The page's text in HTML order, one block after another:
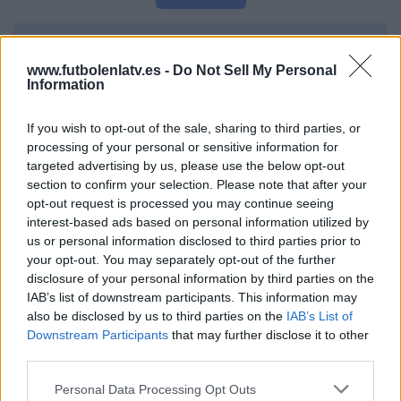
www.futbolenlatv.es - Do Not Sell My Personal
Information
If you wish to opt-out of the sale, sharing to third parties, or
processing of your personal or sensitive information for
targeted advertising by us, please use the below opt-out
section to confirm your selection. Please note that after your
opt-out request is processed you may continue seeing
interest-based ads based on personal information utilized by
us or personal information disclosed to third parties prior to
your opt-out. You may separately opt-out of the further
disclosure of your personal information by third parties on the
IAB’s list of downstream participants. This information may
also be disclosed by us to third parties on the IAB’s List of
Downstream Participants that may further disclose it to other
Personal Data Processing Opt Outs
TELEVISIÓN EN ESPAÑA
estadísticos de cuándo y dónde se televisan los partidos de
Fútbol
Londrinaen , que fue el 17/03/2015 , podemos dar los
siguientes datos:
144
PARTIDOS TELEVISADOS
16 partidos en abierto
11,11%
128 partidos de pago
88,89%
Independiente São Joseense - Londrina